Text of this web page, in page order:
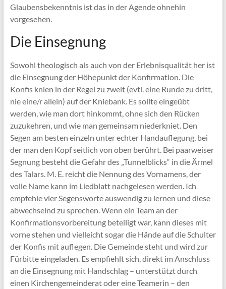
Glaubensbekenntnis ist das in der Agende ohnehin
vorgesehen.
Die Einsegnung
Sowohl theologisch als auch von der Erlebnisqualität her ist
die Einsegnung der Höhepunkt der Konfirmation. Die
Konfis knien in der Regel zu zweit (evtl. eine Runde zu dritt,
nie eine/r allein) auf der Kniebank. Es sollte eingeübt
werden, wie man dort hinkommt, ohne sich den Rücken
zuzukehren, und wie man gemeinsam niederkniet. Den
Segen am besten einzeln unter echter Handauflegung, bei
der man den Kopf seitlich von oben berührt. Bei paarweiser
Segnung besteht die Gefahr des „Tunnelblicks“ in die Ärmel
des Talars. M. E. reicht die Nennung des Vornamens, der
volle Name kann im Liedblatt nachgelesen werden. Ich
empfehle vier Segensworte auswendig zu lernen und diese
abwechselnd zu sprechen. Wenn ein Team an der
Konfirmationsvorbereitung beteiligt war, kann dieses mit
vorne stehen und vielleicht sogar die Hände auf die Schulter
der Konfis mit auflegen. Die Gemeinde steht und wird zur
Fürbitte eingeladen. Es empfiehlt sich, direkt im Anschluss
an die Einsegnung mit Handschlag – unterstützt durch
einen Kirchengemeinderat oder eine Teamerin – den